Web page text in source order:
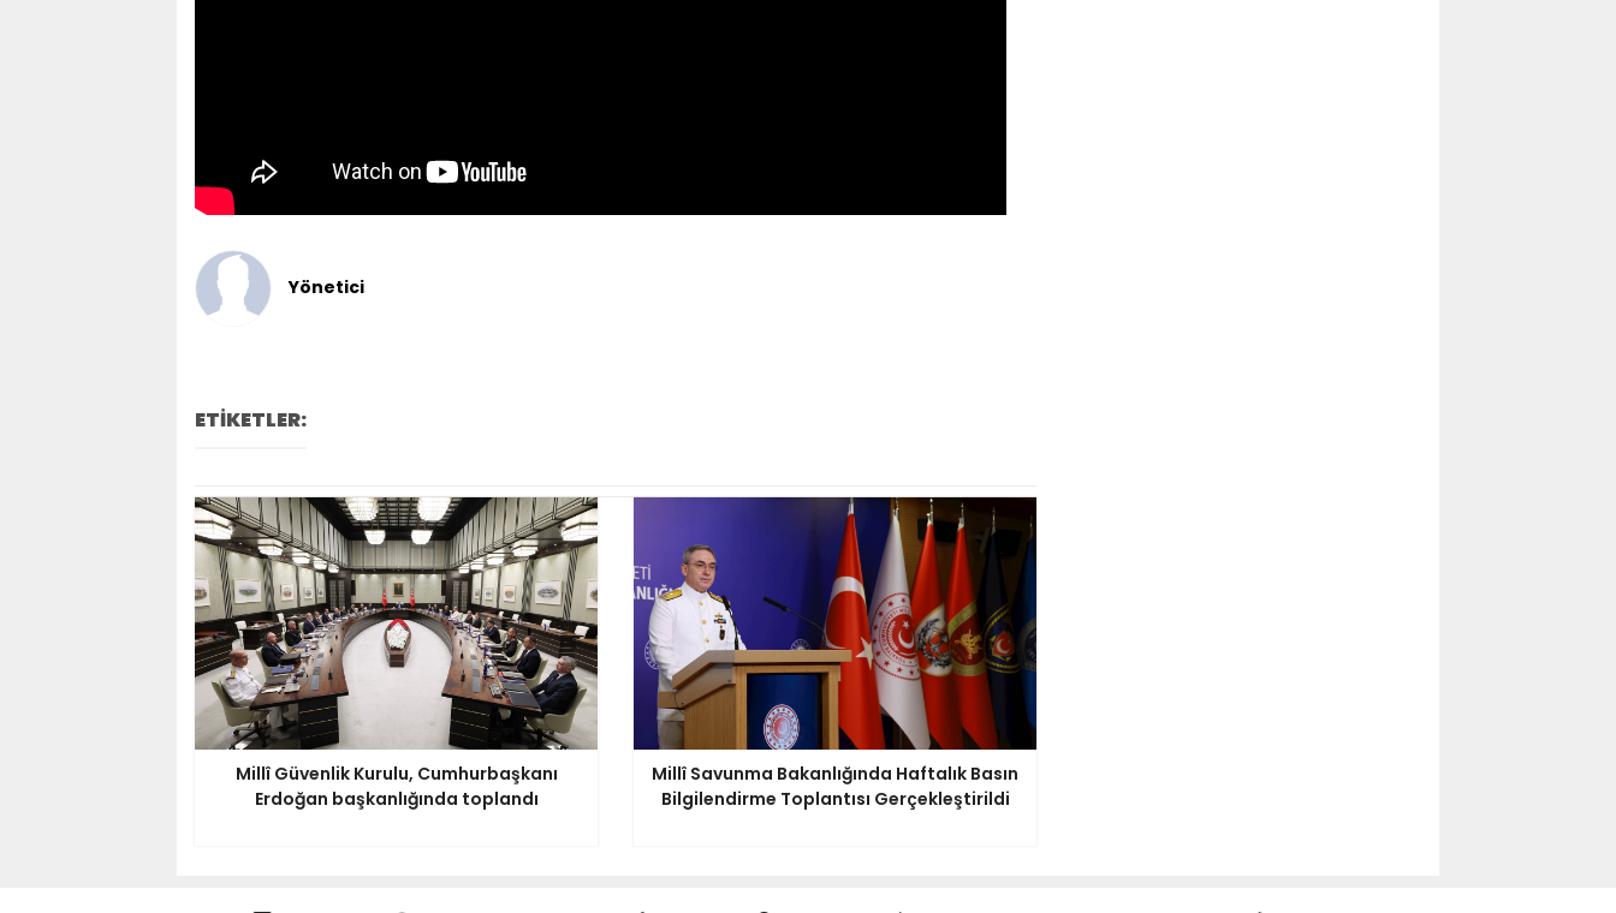
Yönetici
ETİKETLER:
Millî Güvenlik Kurulu, Cumhurbaşkanı
Erdoğan başkanlığında toplandı
Millî Savunma Bakanlığında Haftalık Basın
Bilgilendirme Toplantısı Gerçekleştirildi